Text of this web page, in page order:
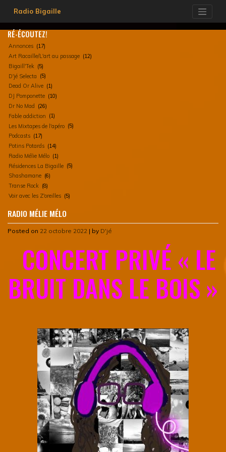
content
Radio Bigaille
RÉ-ÉCOUTEZ!
Annonces (17)
Art Racaille/L'art au passage (12)
Bigaill'Tek (5)
D'jé Selecta (5)
Dead Or Alive (1)
DJ Pomponette (10)
Dr No Mad
(26)
Fable addiction (1)
Les Mixtapes de l'apéro (5)
Podcasts (17)
Potins Potards (14)
Radio Mélie Mélo (1)
Résidences La Bigaille (5)
Shashamane (6)
Transe Rock (8)
Voir avec les Z'oreilles (5)
RADIO MÉLIE MÉLO
Posted on 22 octobre 2022 | by D'jé
CONCERT PRIVÉ « LE
BRUIT DANS LE BOIS »